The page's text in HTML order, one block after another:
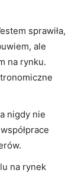
sprawiła,
ale
na rynku.
nigdy nie
na rynek